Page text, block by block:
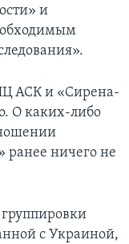
и
АСК и «Сирена-
О каких-либо
ранее ничего не
с Украиной,